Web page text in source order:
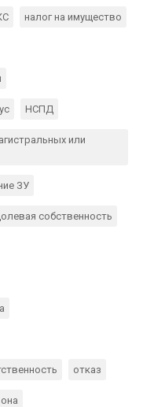
налог на имущество
НСПД
или
ЗУ
собственность
отказ